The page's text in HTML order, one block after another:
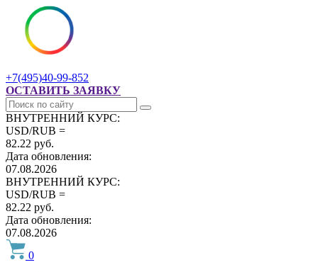
+7(495)40-99-852
ОСТАВИТЬ ЗАЯВКУ
ВНУТРЕННИЙ КУРС:
USD/RUB =
82.22 руб.
Дата обновления:
07.08.2026
ВНУТРЕННИЙ КУРС:
USD/RUB =
82.22 руб.
Дата обновления:
07.08.2026
0